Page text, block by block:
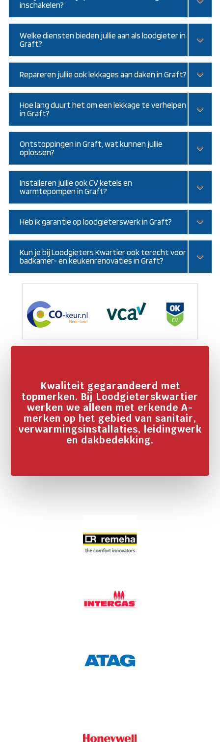
inschakelen?
Welke diensten bieden jullie aan als loodgieter in
Graft?
Repareren jullie ook lekkages aan daken in Graft?
Hoe lang duurt het om een lekkage te verhelpen
in Graft?
Ontstoppingen in Graft, wat kunnen jullie
oplossen?
Installeren jullie ook CV ketels en
warmtepompen in Graft?
Heb ik garantie op loodgieterswerk in Graft?
Kun je bij Loodgieters Kwartier ook terecht voor
badkamer- en keukenrenovaties in Graft?
Kwaliteit gegarandeerd met
topmerken. Bij Loodgieterskwartier
werken we alleen met erkende A-
merken op het gebied van sanitair,
verwarmingsinstallaties, leidingwerk
en dakbedekking.